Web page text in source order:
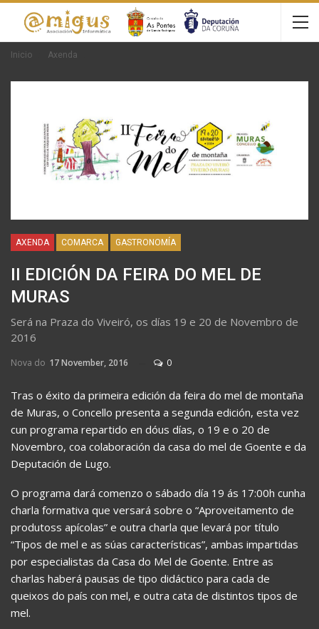
Inicio Axenda
AXENDA COMARCA GASTRONOMÍA
II EDICIÓN DA FEIRA DO MEL DE
MURAS
Será na Praza do Viveiró, os días 19 e 20 de Novembro de
2016
Nova do 17 November, 2016 0
Tras o éxito da primeira edición da feira do mel de montaña
de Muras, o Concello presenta a segunda edición, esta vez
cun programa repartido en dóus días, o 19 e o 20 de
Novembro, coa colaboración da casa do mel de Goente e da
Deputación de Lugo.
O programa dará comenzo o sábado día 19 ás 17:00h cunha
charla formativa que versará sobre o “Aproveitamento de
produtoss apícolas” e outra charla que levará por título
“Tipos de mel e as súas características”, ambas impartidas
por especialistas da Casa do Mel de Goente. Entre as
charlas haberá pausas de tipo didáctico para cada de
queixos do país con mel, e outra cata de distintos tipos de
mel.